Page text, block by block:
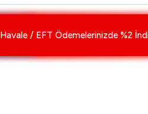
Havale / EFT Ödemelerinizde %2